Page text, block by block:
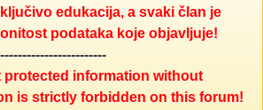
edukacija, a svaki član je
podataka koje objavljuje!
protected information without
is strictly forbidden on this forum!